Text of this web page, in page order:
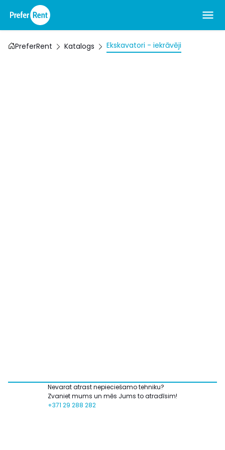
PreferRent Katalogs Ekskavatori - iekrāvēji
Nevarat atrast nepieciešamo tehniku?
Zvaniet mums un mēs Jums to atradīsim!
+371 29 288 282